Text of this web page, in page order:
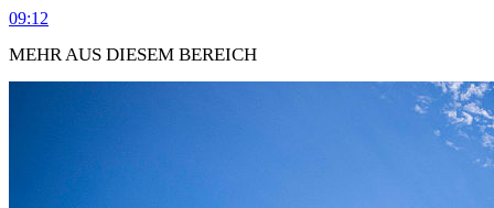
09:12
MEHR AUS DIESEM BEREICH